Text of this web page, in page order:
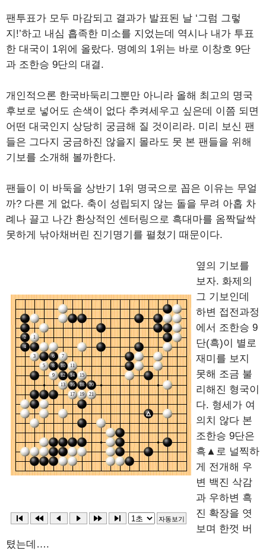
팬투표가 모두 마감되고 결과가 발표된 날 ‘그럼 그렇
지!’하고 내심 흡족한 미소를 지었는데 역시나 내가 투표
한 대국이 1위에 올랐다. 명예의 1위는 바로 이창호 9단
과 조한승 9단의 대결.
개인적으론 한국바둑리그뿐만 아니라 올해 최고의 명국
후보로 넣어도 손색이 없다 추켜세우고 싶은데 이쯤 되면
어떤 대국인지 상당히 궁금해 질 것이리라. 미리 보신 팬
들은 그다지 궁금하진 않을지 몰라도 못 본 팬들을 위해
기보를 소개해 볼까한다.
팬들이 이 바둑을 상반기 1위 명국으로 꼽은 이유는 무얼
까? 다른 게 없다. 축이 성립되지 않는 돌을 무려 아홉 차
례나 끌고 나간 환상적인 센터링으로 흑대마를 옴짝달싹
못하게 낚아채버린 진기명기를 펼쳤기 때문이다.
옆의 기보를
보자. 화제의
그 기보인데
하변 접전과정
에서 조한승 9
단(흑)이 별로
재미를 보지
못해 조금 불
리해진 형국이
다. 형세가 여
의치 않다 본
조한승 9단은
흑▲로 널찍하
게 전개해 우
변 백진 삭감
과 우하변 흑
진 확장을 엿
보며 한껏 버
텼는데….